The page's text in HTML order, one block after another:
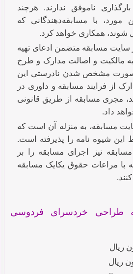
ناموفق ندارند. هرچند
مورد،‌ با مسابقه‌دهندگانی که
شوند، همکاری خواهد کرد.
سایت مسابقه متضمن ادعای تهیه
مالکیت و اصالت مدارک و طرح
مشخص شدن نادرستی این
از فرایند مسابقه و داوری در
مجری مسابقه از طریق قانونی
داد.
مسابقه، به منزله آن است که
این شیوه نامه را پذیرفته است.
مسابقه نیز اجرای مسابقه را بر
با مراعات حقوق یکایک مسابقه
طراحی خردسرای فردوسی